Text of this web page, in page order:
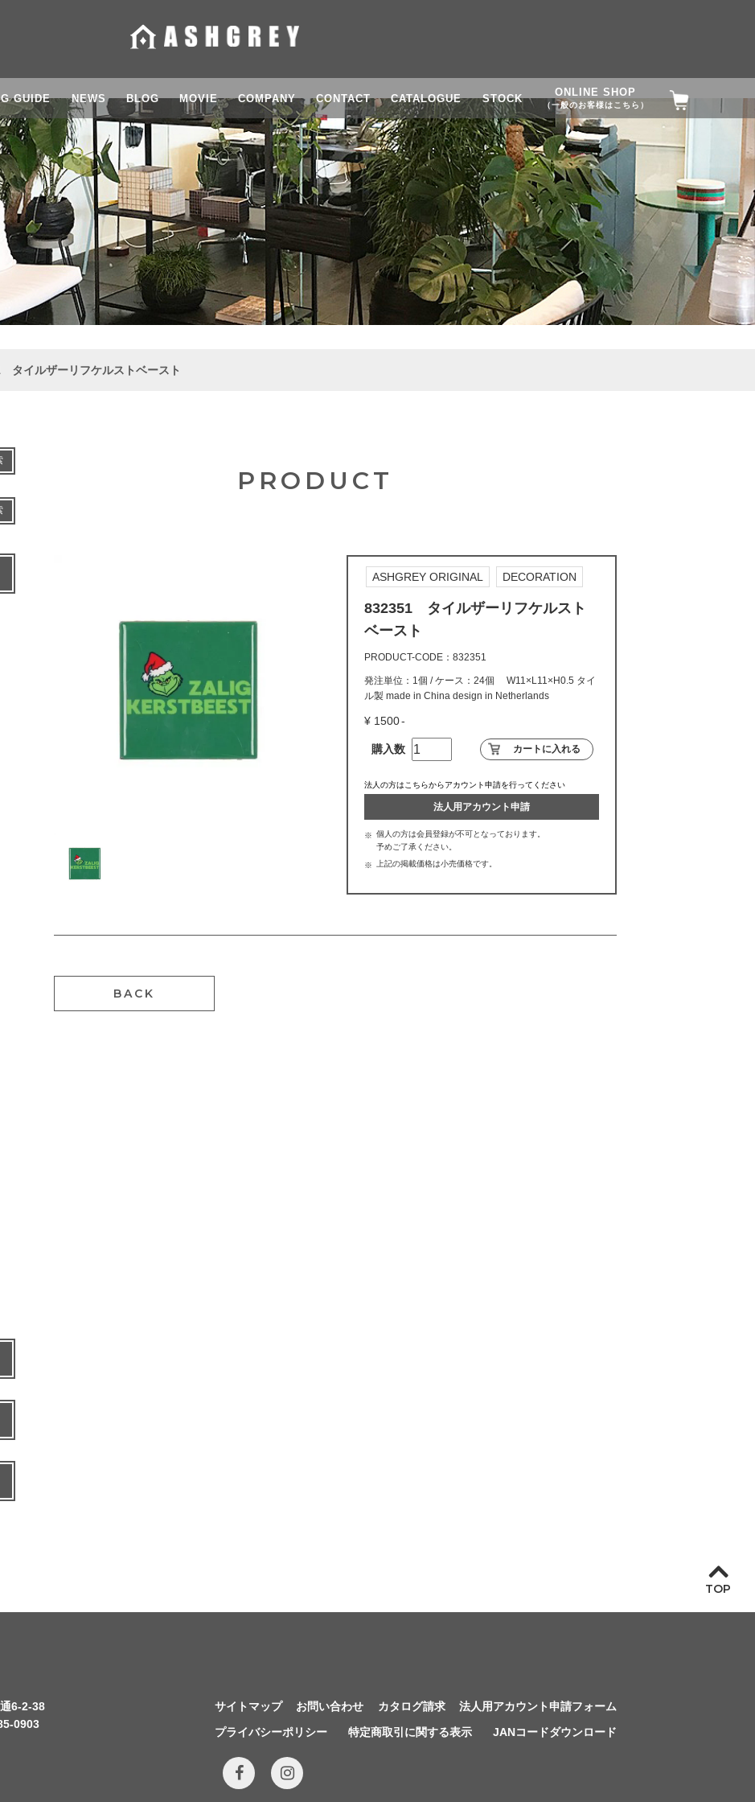
GUIDE NEWS BLOG MOVIE COMPANY CONTACT CATALOGUE STOCK
ONLINE SHOP
（一般のお客様はこちら）
タイルザーリフケルストベースト
PRODUCT
ASHGREY ORIGINAL DECORATION
832351 タイルザーリフケルスト
ベースト
PRODUCT-CODE 832351
発注単位：1個 / ケース：24個 W11×L11×H0.5 タイ
ル製 made in China design in Netherlands
1500
購入数
法人の方はこちらからアカウント申請を行ってください
法人用アカウント申請
個人の方は会員登録が不可となっております。
予めご了承ください。
上記の掲載価格は小売価格です。
BACK
TOP
6-2-38
0903
サイトマップ お問い合わせ カタログ請求
法人用アカウント申請フォーム
プライバシーポリシー
特定商取引に関する表示 JANコードダウンロード